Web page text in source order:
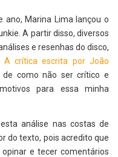
ano, Marina Lima lançou o
A partir disso, diversos
e resenhas do disco,
A crítica escrita por João
como não ser crítico e
para essa minha
análise nas costas de
do texto, pois acredito que
e tecer comentários